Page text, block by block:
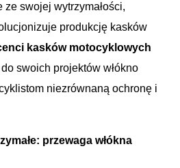
ze swojej wytrzymałości,
produkcję kasków
kasków motocyklowych
swoich projektów włókno
niezrównaną ochronę i
przewaga włókna